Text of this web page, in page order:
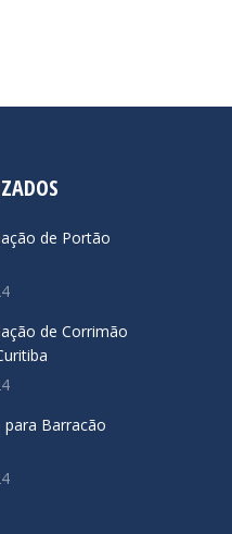
de Portão
de Corrimão
Barracão